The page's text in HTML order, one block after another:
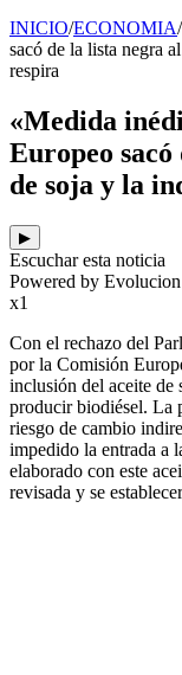
INICIO/ECONOMIA/
sacó de la lista negra
respira
«Medida
Europeo
de soja y la
▶
Escuchar esta noticia
Powered by
x1
Con el rechazo del
por la Comisión
inclusión del aceite de
producir biodiésel. La
riesgo de cambio
impedido la entrada a
elaborado con este
revisada y se